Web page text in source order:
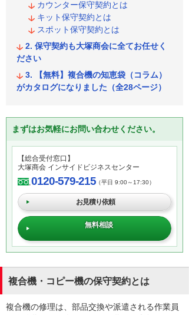
カウンター保守契約とは
キット保守契約とは
スポット保守契約とは
保守契約も大塚商会に全てお任せく
ださい
【無料】複合機の知恵袋（コラム）
がカタログになりました（全28ページ）
まずはお気軽にお問い合わせください。
【総合受付窓口】
大塚商会 インサイドビジネスセンター
0120-579-215（平日 9:00～17:30）
お見積り依頼
無料相談
複合機・コピー機の保守契約とは
複合機の修理は、部品交換や派遣される作業員